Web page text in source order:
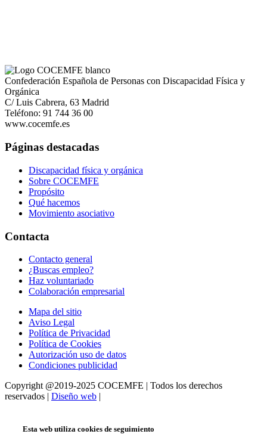
Confederación Española de Personas con Discapacidad Física y
Orgánica
C/ Luis Cabrera, 63 Madrid
Teléfono: 91 744 36 00
www.cocemfe.es
Páginas destacadas
Discapacidad física y orgánica
Sobre COCEMFE
Propósito
Qué hacemos
Movimiento asociativo
Contacta
Contacto general
¿Buscas empleo?
Haz voluntariado
Colaboración empresarial
Mapa del sitio
Aviso Legal
Política de Privacidad
Política de Cookies
Autorización uso de datos
Condiciones publicidad
Copyright @2019-2025 COCEMFE | Todos los derechos
reservados | Diseño web |
Esta web utiliza cookies de seguimiento